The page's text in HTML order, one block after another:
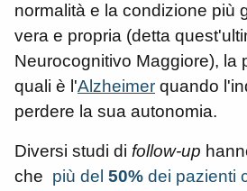
normalità e la condizione più
vera e propria (detta
Neurocognitivo Maggiore), la
quali è l'Alzheimer quando
perdere la sua autonomia.
Diversi studi di follow-up
che più del 50% dei pazienti